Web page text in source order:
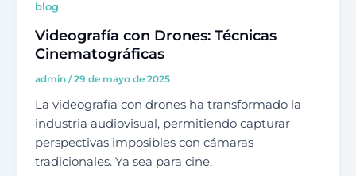
blog
Videografía con Drones: Técnicas
Cinematográficas
admin/29 de mayo de 2025
La videografía con drones ha transformado la
industria audiovisual, permitiendo capturar
perspectivas imposibles con cámaras
tradicionales. Ya sea para cine,